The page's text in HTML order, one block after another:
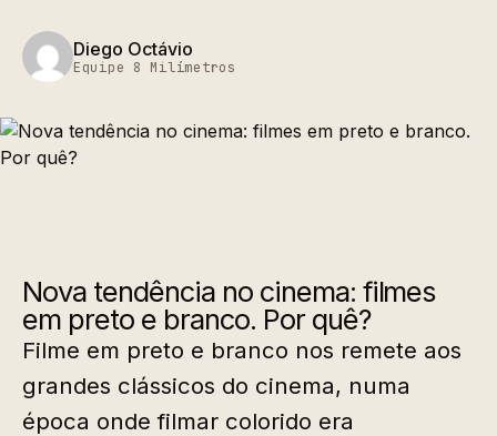
Diego Octávio
Equipe 8 Milímetros
Nova tendência no cinema: filmes
em preto e branco. Por quê?
Filme em preto e branco nos remete aos
grandes clássicos do cinema, numa
época onde filmar colorido era